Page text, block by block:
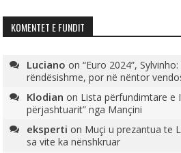
KOMENTET E FUNDIT
Luciano on“Euro 2024”,
rëndësishme, por në nëntor
Klodian on Lista përfundimtare e
përjashtuarit” nga Mançini
eksperti on Muçi u prezantua te
sa vite ka nënshkruar